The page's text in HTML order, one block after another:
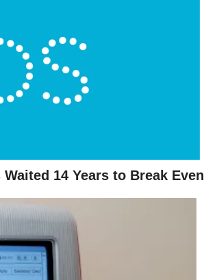
14 Years to Break Even